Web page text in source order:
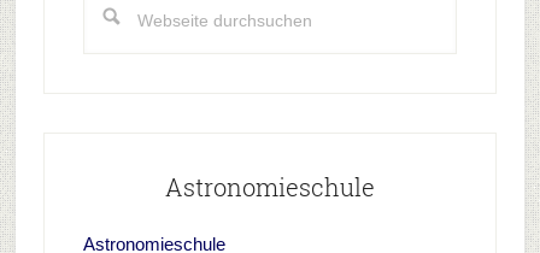
durchsuchen
Astronomieschule
Astronomieschule